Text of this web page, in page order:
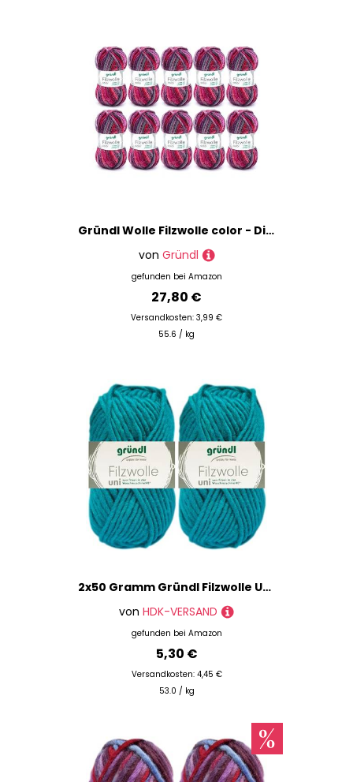
Gründl Wolle Filzwolle color - Dicke Wolle zum Filzen in der Waschmaschine - Strickgarn zum Filzen - Weich und hautfreundlich - 100 % Schurwolle - 10 Knäuel 50 g /50 m -Nadelstärke 8-9 - lila-bordeaux
von Gründl
gefunden bei Amazon
27,80 €
Versandkosten: 3,99 €
55.6 / kg
2x50 Gramm Gründl Filzwolle Uni aus 100% reiner Schurwolle inkl. Anleitung für Topflappen (57 Tükrisgrün)
von HDK-VERSAND
gefunden bei Amazon
5,30 €
Versandkosten: 4,45 €
53.0 / kg